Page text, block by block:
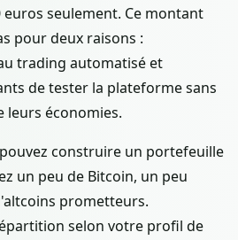
seulement. Ce montant
pour deux raisons :
trading automatisé et
de tester la plateforme sans
économies.
construire un portefeuille
un peu de Bitcoin, un peu
prometteurs.
selon votre profil de